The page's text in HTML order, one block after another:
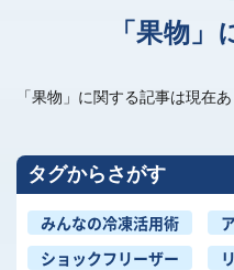
「果物
「果物」に関する記事は現在あ
タグからさがす
みんなの冷凍活用術
ショックフリーザー